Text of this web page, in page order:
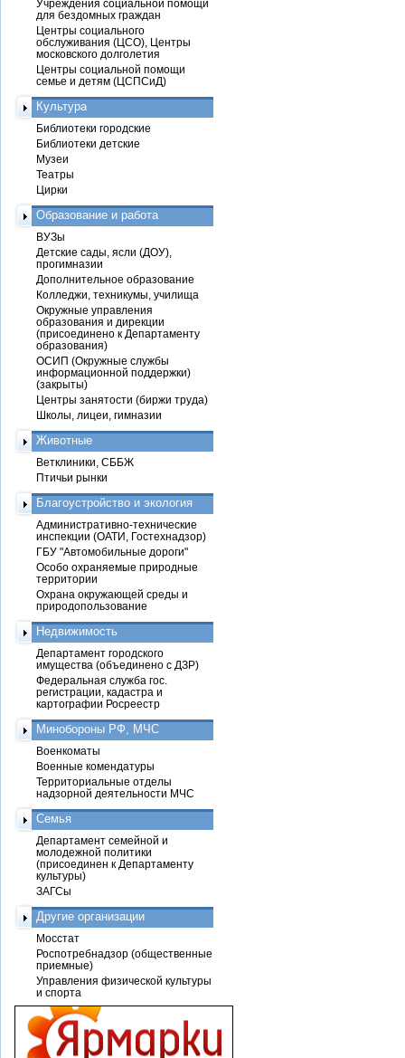
Учреждения социальной помощи
для бездомных граждан
Центры социального
обслуживания (ЦСО), Центры
московского долголетия
Центры социальной помощи
семье и детям (ЦСПСиД)
Культура
Библиотеки городские
Библиотеки детские
Музеи
Театры
Цирки
Образование и работа
ВУЗы
Детские сады, ясли (ДОУ),
прогимназии
Дополнительное образование
Колледжи, техникумы, училища
Окружные управления
образования и дирекции
(присоединено к Департаменту
образования)
ОСИП (Окружные службы
информационной поддержки)
(закрыты)
Центры занятости (биржи труда)
Школы, лицеи, гимназии
Животные
Ветклиники, СББЖ
Птичьи рынки
Благоустройство и экология
Административно-технические
инспекции (ОАТИ, Гостехнадзор)
ГБУ "Автомобильные дороги"
Особо охраняемые природные
территории
Охрана окружающей среды и
природопользование
Недвижимость
Департамент городского
имущества (объединено с ДЗР)
Федеральная служба гос.
регистрации, кадастра и
картографии Росреестр
Минобороны РФ, МЧС
Военкоматы
Военные комендатуры
Территориальные отделы
надзорной деятельности МЧС
Семья
Департамент семейной и
молодежной политики
(присоединен к Департаменту
культуры)
ЗАГСы
Другие организации
Мосстат
Роспотребнадзор (общественные
приемные)
Управления физической культуры
и спорта